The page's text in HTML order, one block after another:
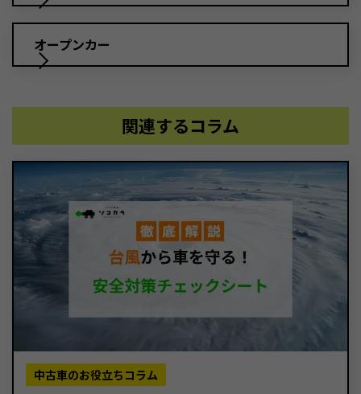
オープンカー
関連するコラム
中古車のお役立ちコラム